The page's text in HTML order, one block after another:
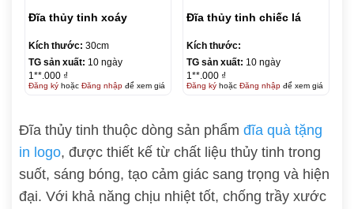
Đĩa thủy tinh xoáy
Kích thước: 30cm
TG sản xuất: 10 ngày
1**.000 ₫
Đăng kýhoặc Đăng nhậpđể xem giá
Đĩa thủy tinh chiếc lá
Kích thước:
TG sản xuất: 10 ngày
1**.000 ₫
Đăng kýhoặc Đăng nhậpđể xem giá
Đĩa thủy tinh thuộc dòng sản phẩm đĩa quà tặng
in logo, được thiết kế từ chất liệu thủy tinh trong
suốt, sáng bóng, tạo cảm giác sang trọng và hiện
đại. Với khả năng chịu nhiệt tốt, chống trầy xước